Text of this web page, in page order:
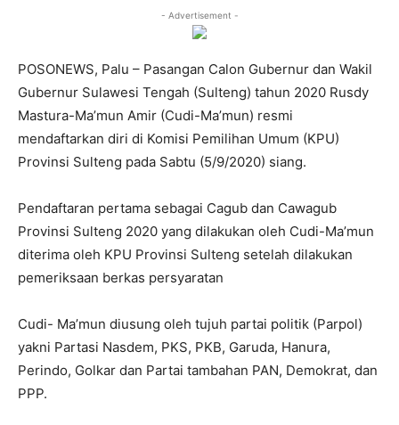
- Advertisement -
POSONEWS, Palu – Pasangan Calon Gubernur dan Wakil
Gubernur Sulawesi Tengah (Sulteng) tahun 2020 Rusdy
Mastura-Ma’mun Amir (Cudi-Ma’mun) resmi
mendaftarkan diri di Komisi Pemilihan Umum (KPU)
Provinsi Sulteng pada Sabtu (5/9/2020) siang.
Pendaftaran pertama sebagai Cagub dan Cawagub
Provinsi Sulteng 2020 yang dilakukan oleh Cudi-Ma’mun
diterima oleh KPU Provinsi Sulteng setelah dilakukan
pemeriksaan berkas persyaratan
Cudi- Ma’mun diusung oleh tujuh partai politik (Parpol)
yakni Partasi Nasdem, PKS, PKB, Garuda, Hanura,
Perindo, Golkar dan Partai tambahan PAN, Demokrat, dan
PPP.